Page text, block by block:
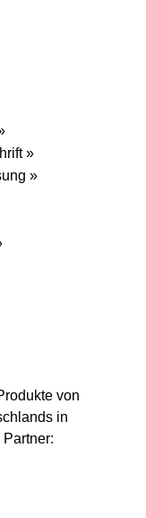
»
»
von
in